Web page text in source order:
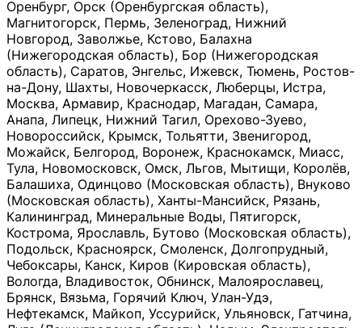
Оренбург, Орск (Оренбургская область),
Магнитогорск, Пермь, Зеленоград, Нижний
Новгород, Заволжье, Кстово, Балахна
(Нижегородская область), Бор (Нижегородская
область), Саратов, Энгельс, Ижевск, Тюмень, Ростов-
на-Дону, Шахты, Новочеркасск, Люберцы, Истра,
Москва, Армавир, Краснодар, Магадан, Самара,
Анапа, Липецк, Нижний Тагил, Орехово-Зуево,
Новороссийск, Крымск, Тольятти, Звенигород,
Можайск, Белгород, Воронеж, Краснокамск, Миасс,
Тула, Новомосковск, Омск, Льгов, Мытищи, Королёв,
Балашиха, Одинцово (Московская область), Внуково
(Московская область), Ханты-Мансийск, Рязань,
Калининград, Минеральные Воды, Пятигорск,
Кострома, Ярославль, Бутово (Московская область),
Подольск, Красноярск, Смоленск, Долгопрудный,
Чебоксары, Канск, Киров (Кировская область),
Вологда, Владивосток, Обнинск, Малоярославец,
Брянск, Вязьма, Горячий Ключ, Улан-Удэ,
Нефтекамск, Майкоп, Уссурийск, Ульяновск, Гатчина,